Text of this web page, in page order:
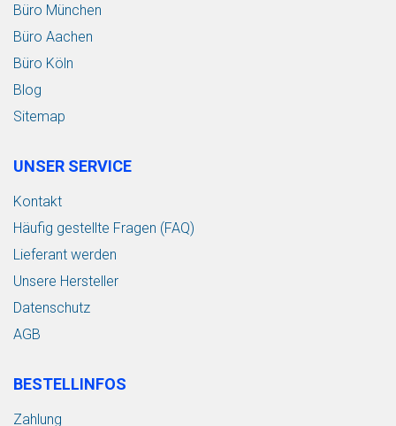
Büro München
Büro Aachen
Büro Köln
Blog
Sitemap
UNSER SERVICE
Kontakt
Häufig gestellte Fragen (FAQ)
Lieferant werden
Unsere Hersteller
Datenschutz
AGB
BESTELLINFOS
Zahlung